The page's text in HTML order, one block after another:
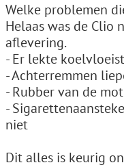
Welke problemen
Helaas was de Clio
aflevering.
- Er lekte
- Achterremmen
- Rubber van de
-
niet
Dit alles is keurig